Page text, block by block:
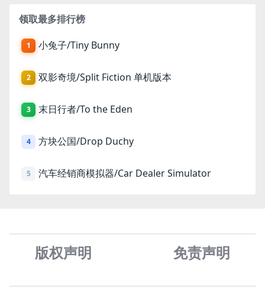
领取最多排行榜
1 小兔子/Tiny Bunny
2 双影奇境/Split Fiction 单机版本
3 末日行者/To the Eden
4 方块公国/Drop Duchy
5 汽车经销商模拟器/Car Dealer Simulator
版权声明 免责声明